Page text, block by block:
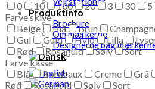
Produktinfo
Brochure
Om mærkerne
Designerne bag
0
10 100 20 3 30 5
Farve skive
Beige
Blå Brun
Gul
Guld Hvid Lilla
Rød
Rosaguld Sølv
Sort
Farve kasse
Blå
Bordeaux Creme Grå
Rød
Rosaguld Sølv
Sort